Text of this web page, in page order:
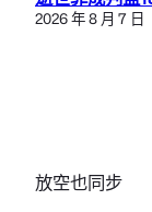
2026 年 8 月 7 日
放空也同步